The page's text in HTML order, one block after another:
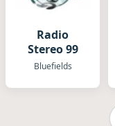
Radio
Stereo 99
Bluefields